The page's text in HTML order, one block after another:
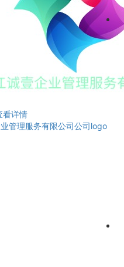
看详情
管理服务有限公司公司logo